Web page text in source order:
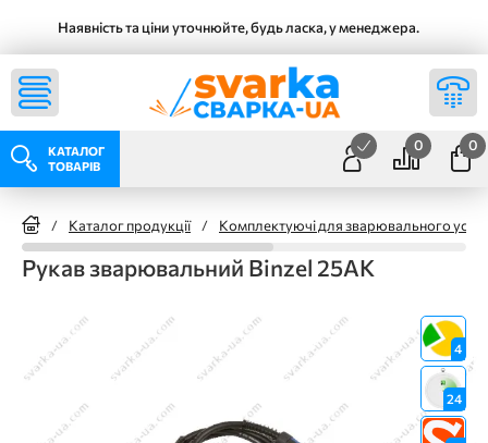
Наявність та ціни уточнюйте, будь ласка, у менеджера.
КАТАЛОГ
ТОВАРІВ
0 0
/ Каталог продукції / Комплектуючі для зварювального
Рукав зварювальний Binzel 25АК
4
24